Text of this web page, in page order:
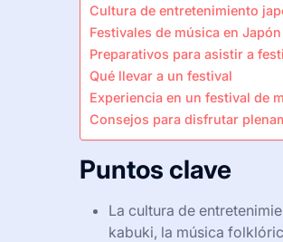
Cultura de entretenimiento
Festivales de música en Japón
Preparativos para asistir a
Qué llevar a un festival
Experiencia en un festival de
Consejos para disfrutar
Puntos clave
La cultura de
kabuki, la música